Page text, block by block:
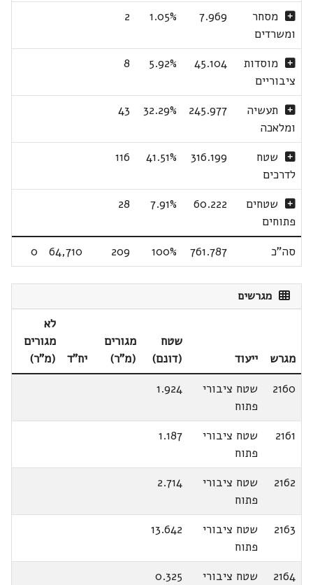
מסחר
ומשרדים
7.969
1.05%
2
מוסדות
ציבוריים
45.104
5.92%
8
תעשיה
ומלאכה
245.977
32.29%
43
שטח
לדרכים
316.199
41.51%
116
שטחים
פתוחים
60.222
7.91%
28
סה"כ 761.787
100%
209
64,710
0
מגרשים
מגרש ייעוד
שטח
(דונם)
מגורים
(מ"ר)
יח"ד
לא
מגורים
(מ"ר)
2160
שטח ציבורי
פתוח
1.924
2161
שטח ציבורי
פתוח
1.187
2162
שטח ציבורי
פתוח
2.714
2163
שטח ציבורי
פתוח
13.642
2164
שטח ציבורי
0.325